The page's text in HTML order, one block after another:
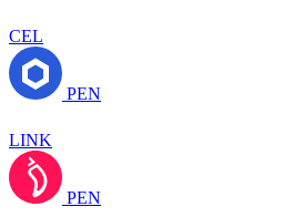
CEL
PEN
LINK
PEN